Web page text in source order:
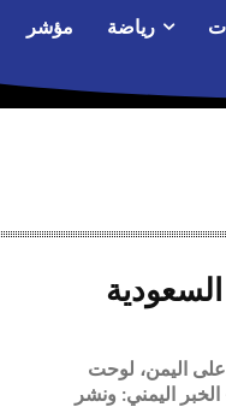
رياضة مؤشر
اليمن، لوحت
صنعاء، السبت، بورقة جديدة ضدها . خاص – الخبر اليمني: ونشر